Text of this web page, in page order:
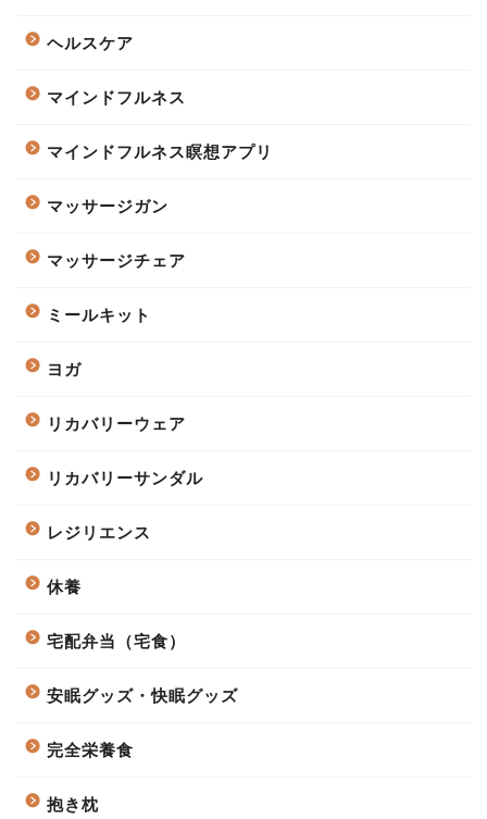
ヘルスケア
マインドフルネス
マインドフルネス瞑想アプリ
マッサージガン
マッサージチェア
ミールキット
ヨガ
リカバリーウェア
リカバリーサンダル
レジリエンス
休養
宅配弁当（宅食）
安眠グッズ・快眠グッズ
完全栄養食
抱き枕